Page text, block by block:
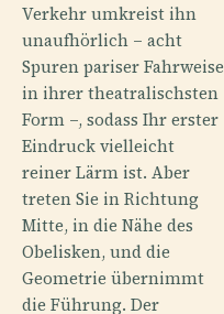
Verkehr umkreist ihn
unaufhörlich – acht
Spuren pariser Fahrweise
in ihrer theatralischsten
Form –, sodass Ihr erster
Eindruck vielleicht
reiner Lärm ist. Aber
treten Sie in Richtung
Mitte, in die Nähe des
Obelisken, und die
Geometrie übernimmt
die Führung. Der